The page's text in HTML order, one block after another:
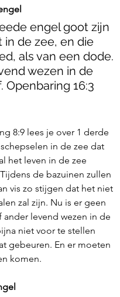
engel goot zijn
in de zee, en die
als van een dode.
wezen in de
Openbaring 16:3
8:9 lees je over 1 derde
in de zee dat
het leven in de zee
de bazuinen zullen
vis zo stijgen dat het niet
zal zijn. Nu is er geen
ander levend wezen in de
niet voor te stellen
gebeuren. En er moeten
komen.